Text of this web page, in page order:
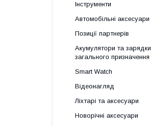
Інструменти
Автомобільні аксесуари
Позиції партнерів
Акумулятори та зарядки
загального призначення
Smart Watch
Відеонагляд
Ліхтарі та аксесуари
Новорічні аксесуари